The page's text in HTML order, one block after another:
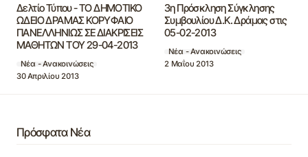
Δελτίο Τύπου - ΤΟ ΔΗΜΟΤΙΚΟ
ΩΔΕΙΟ ΔΡΑΜΑΣ ΚΟΡΥΦΑΙΟ
ΠΑΝΕΛΛΗΝΙΩΣ ΣΕ ΔΙΑΚΡΙΣΕΙΣ
ΜΑΘΗΤΩΝ ΤΟΥ 29-04-2013
Νέα - Ανακοινώσεις
30 Απριλίου 2013
3η Πρόσκληση Σύγκλησης
Συμβουλίου Δ.Κ. Δράμας στις
05-02-2013
Νέα - Ανακοινώσεις
2 Μαΐου 2013
Πρόσφατα Νέα